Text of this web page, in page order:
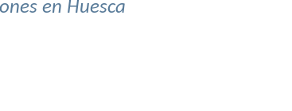
en Huesca